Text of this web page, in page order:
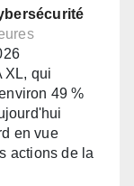
XL, qui
49 %
en vue
actions de la